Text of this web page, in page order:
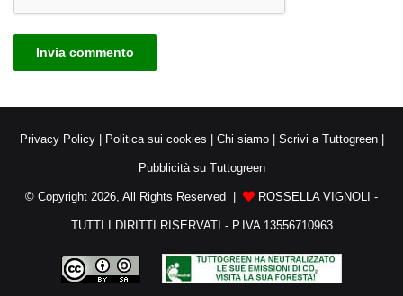
Privacy Policy| Politica sui cookies Chi siamo| Scrivi a Tuttogreen|
Pubblicità su Tuttogreen
© Copyright 2026, All Rights Reserved | ROSSELLA VIGNOLI -
TUTTI I DIRITTI RISERVATI - P.IVA 13556710963